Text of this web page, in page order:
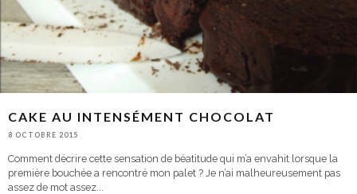
CAKE AU INTENSÉMENT CHOCOLAT
8 OCTOBRE 2015
Comment décrire cette sensation de béatitude qui m’a envahit lorsque la
première bouchée a rencontré mon palet ? Je n’ai malheureusement pas
assez de mot assez